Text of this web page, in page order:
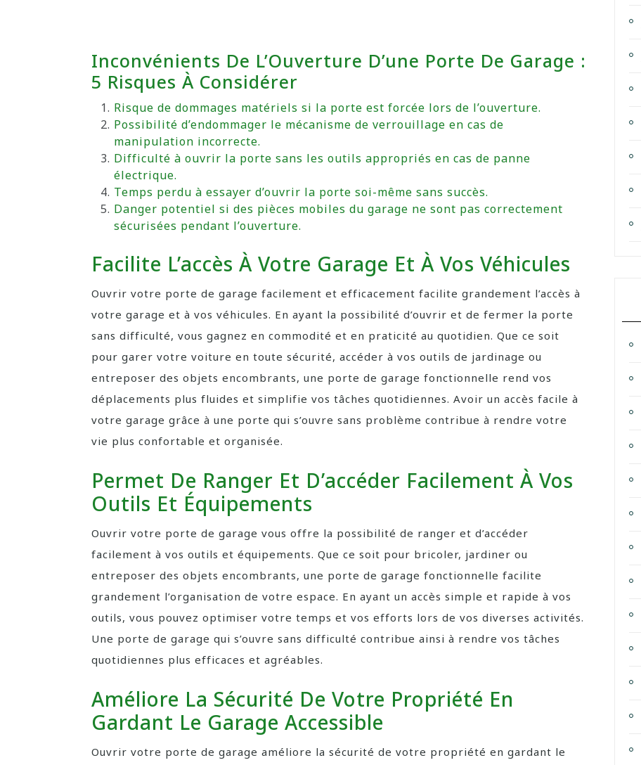
Inconvénients De L’Ouverture D’une Porte De Garage :
5 Risques À Considérer
Risque de dommages matériels si la porte est forcée lors de l’ouverture.
Possibilité d’endommager le mécanisme de verrouillage en cas de
manipulation incorrecte.
Difficulté à ouvrir la porte sans les outils appropriés en cas de panne
électrique.
Temps perdu à essayer d’ouvrir la porte soi-même sans succès.
Danger potentiel si des pièces mobiles du garage ne sont pas correctement
sécurisées pendant l’ouverture.
Facilite L’accès À Votre Garage Et À Vos Véhicules
Ouvrir votre porte de garage facilement et efficacement facilite grandement l’accès à
votre garage et à vos véhicules. En ayant la possibilité d’ouvrir et de fermer la porte
sans difficulté, vous gagnez en commodité et en praticité au quotidien. Que ce soit
pour garer votre voiture en toute sécurité, accéder à vos outils de jardinage ou
entreposer des objets encombrants, une porte de garage fonctionnelle rend vos
déplacements plus fluides et simplifie vos tâches quotidiennes. Avoir un accès facile à
votre garage grâce à une porte qui s’ouvre sans problème contribue à rendre votre
vie plus confortable et organisée.
Permet De Ranger Et D’accéder Facilement À Vos
Outils Et Équipements
Ouvrir votre porte de garage vous offre la possibilité de ranger et d’accéder
facilement à vos outils et équipements. Que ce soit pour bricoler, jardiner ou
entreposer des objets encombrants, une porte de garage fonctionnelle facilite
grandement l’organisation de votre espace. En ayant un accès simple et rapide à vos
outils, vous pouvez optimiser votre temps et vos efforts lors de vos diverses activités.
Une porte de garage qui s’ouvre sans difficulté contribue ainsi à rendre vos tâches
quotidiennes plus efficaces et agréables.
Améliore La Sécurité De Votre Propriété En
Gardant Le Garage Accessible
Ouvrir votre porte de garage améliore la sécurité de votre propriété en gardant le